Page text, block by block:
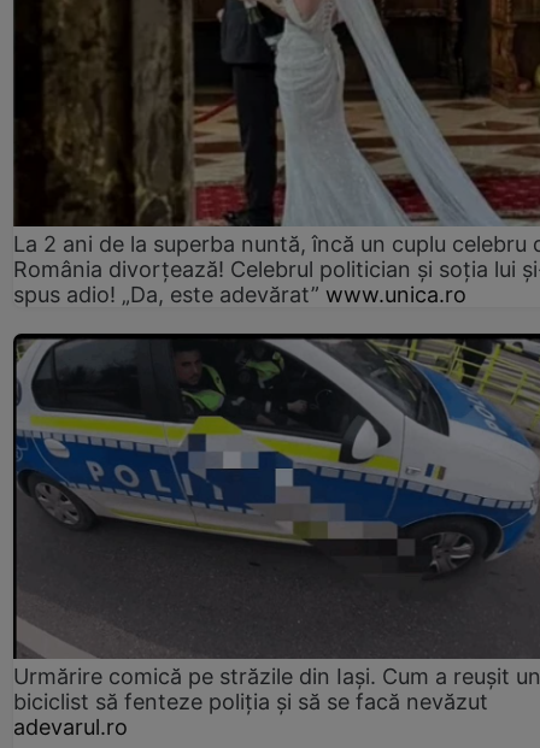
La 2 ani de la superba nuntă, încă un cuplu celebru
România divorțează! Celebrul politician și soția lui
spus adio! „Da, este adevărat” www.unica.ro
Urmărire comică pe străzile din Iași. Cum a reușit un
biciclist să fenteze poliția și să se facă nevăzut
adevarul.ro